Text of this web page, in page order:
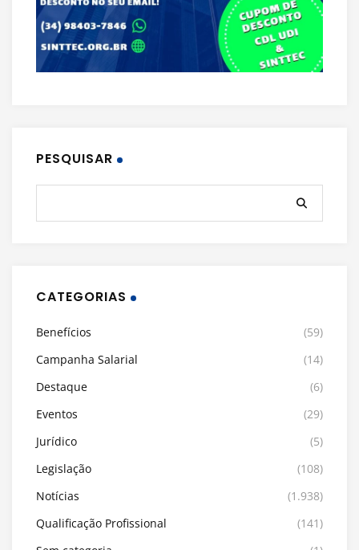
PESQUISAR
CATEGORIAS
Benefícios
(59)
Campanha Salarial
(14)
Destaque
(6)
Eventos
(29)
Jurídico
(5)
Legislação
(108)
Notícias
(1.938)
Qualificação Profissional
(141)